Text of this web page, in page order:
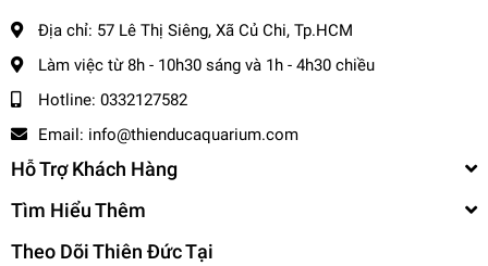
Địa chỉ: 57 Lê Thị Siêng, Ấp Tiền, Tân Thông Hội, Củ Chi
#cacanh #cathuysinh #caneon #cacanhgiare #thuysinhgiare
Cảm ơn quý khách đã tin tưởng và ủng hộ
Địa chỉ: 57 Lê Thị Siêng, Xã Củ Chi, Tp.HCM
Làm việc từ 8h - 10h30 sáng và 1h - 4h30 chiều
Hotline: 0332127582
Email: info@thienducaquarium.com
Hỗ Trợ Khách Hàng
Tìm Hiểu Thêm
Theo Dõi Thiên Đức Tại